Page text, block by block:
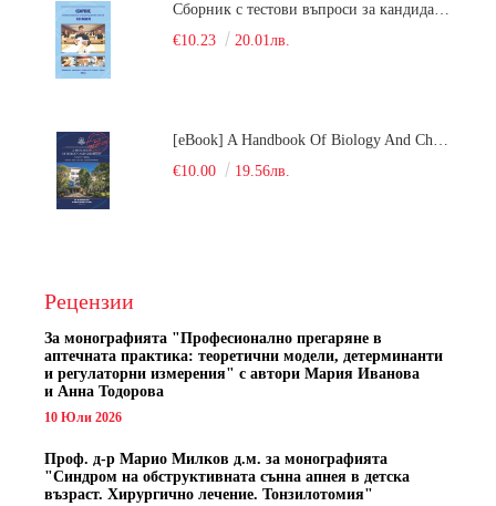
Сборник с тестови въпроси за кандидатстудентски изпит по химия. 2022
€10.23
20.01лв.
[eBook] A Handbook Of Biology And Chemistry Test Items For The Entrance Tests At Medical University Of Varna (Fourth Revised Edition)
€10.00
19.56лв.
Рецензии
За монографията "Професионално прегаряне в
аптечната практика: теоретични модели, детерминанти
и регулаторни измерения" с автори Мария Иванова
и Анна Тодорова
10 Юли 2026
Проф. д-р Марио Милков д.м. за монографията
"Синдром на обструктивната сънна апнея в детска
възраст. Хирургично лечение. Тонзилотомия"